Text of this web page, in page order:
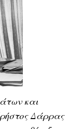
και
Δάρρας